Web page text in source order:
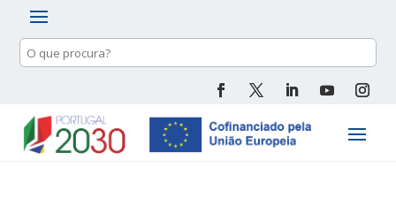
Pesquisa
de